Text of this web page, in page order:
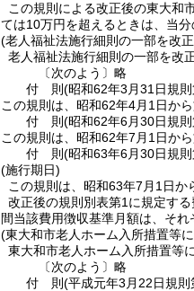
この規則による改正後の東大和
ては10万円を超えるときは、当
(老人福祉法施行細則の一部を改
老人福祉法施行細則の一部を改
〔次のよう〕略
付 則(昭和62年3月31日規
この規則は、昭和62年4月1日から
付 則(昭和62年6月30日規
この規則は、昭和62年7月1日から
付 則(昭和63年6月30日規
(施行期日)
この規則は、昭和63年7月1日か
改正後の規則別表第1に規定す
間当該費用徴収基準月額は、それ
(東大和市老人ホーム入所措置等
東大和市老人ホーム入所措置等
〔次のよう〕略
付 則(平成元年3月22日規則